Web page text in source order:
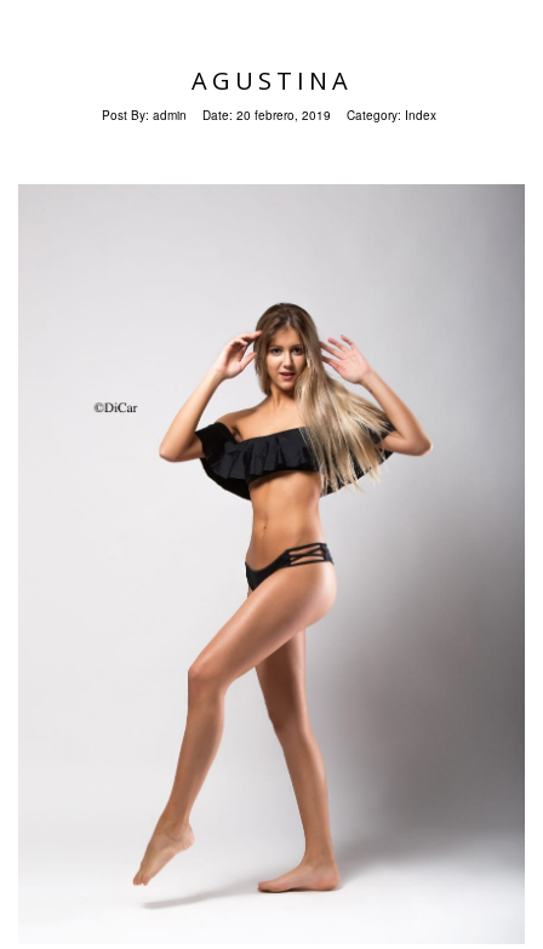
AGUSTINA
Post By: admin Date: 20 febrero, 2019 Category: Index